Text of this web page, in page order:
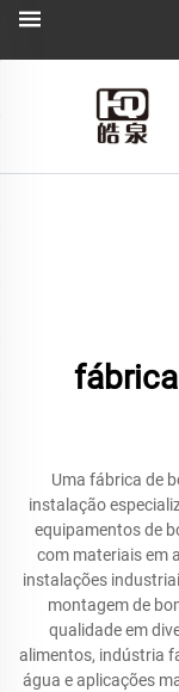
Uma fábrica de
instalação
equipamentos de
com materiais em
instalações
montagem de
qualidade em
alimentos, indústria
água e aplicações